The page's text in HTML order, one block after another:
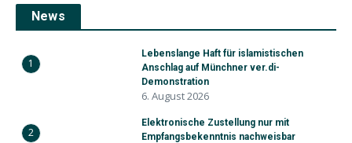
News
1
Lebenslange Haft für islamistischen
Anschlag auf Münchner ver.di-
Demonstration
6. August 2026
2
Elektronische Zustellung nur mit
Empfangsbekenntnis nachweisbar